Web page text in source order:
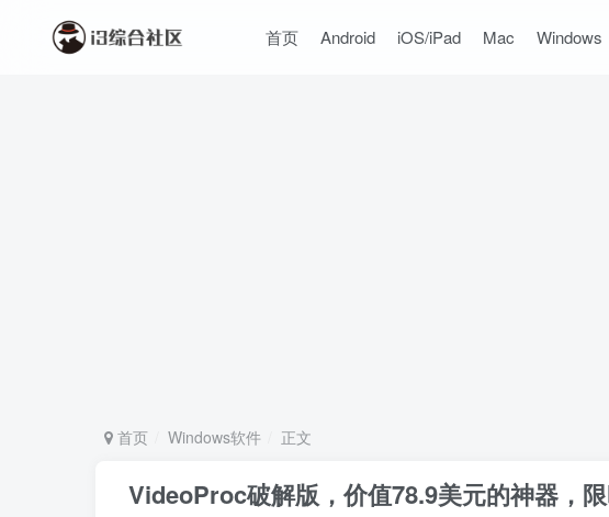
首页 Android iOS/iPad Mac Windows
首页 Windows软件 正文
VideoProc破解版，价值78.9美元的神器，